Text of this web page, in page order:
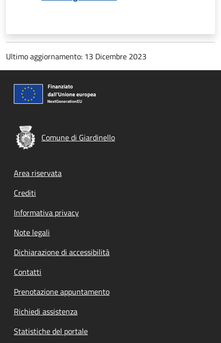
Ultimo aggiornamento: 13 Dicembre 2023
Comune di Giardinello
Footer menu
Area riservata
Crediti
Informativa privacy
Note legali
Dichiarazione di accessibilità
Contatti
Prenotazione appuntamento
Richiedi assistenza
Statistiche del portale